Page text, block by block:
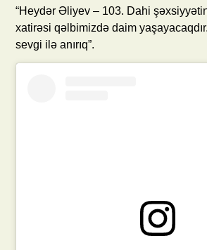
“Heydər Əliyev – 103. Dahi
xatirəsi qəlbimizdə daim
sevgi ilə anırıq”.